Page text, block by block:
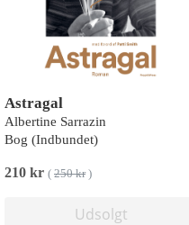
Astragal
Albertine Sarrazin
Bog (Indbundet)
210 kr ( 250 kr)
Udsolgt